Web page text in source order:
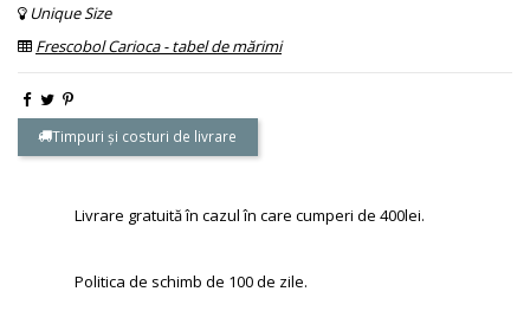
Unique Size
Frescobol Carioca - tabel de mărimi
Timpuri și costuri de livrare
Livrare gratuită în cazul în care cumperi de 400lei.
Politica de schimb de 100 de zile.